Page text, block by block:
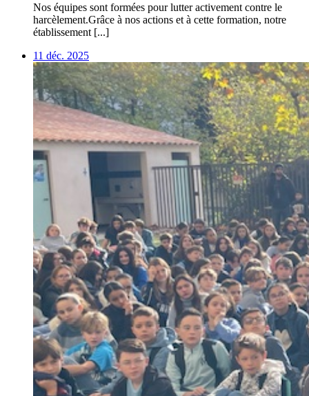
Nos équipes sont formées pour lutter activement contre le
harcèlement.Grâce à nos actions et à cette formation, notre
établissement [...]
11 déc. 2025